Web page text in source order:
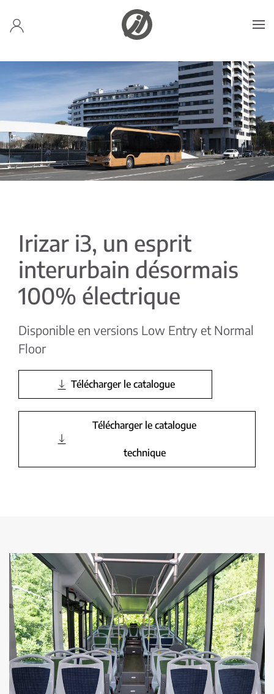
Accéder au contenu principal
Irizar i3, un esprit
interurbain désormais
100% électrique
Disponible en versions Low Entry et Normal
Floor
Télécharger le catalogue
Télécharger le catalogue
technique